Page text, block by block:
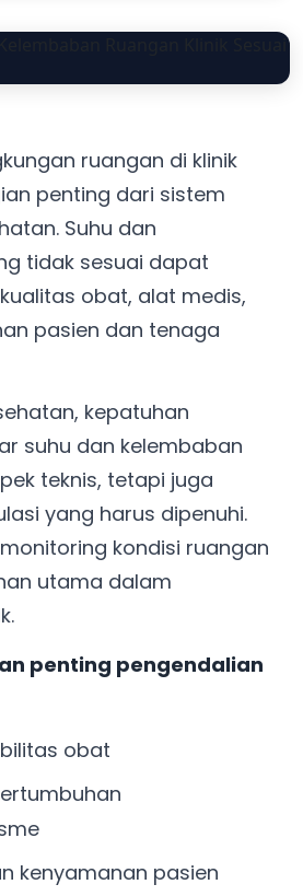
ruangan di klinik
penting dari sistem
Suhu dan
tidak sesuai dapat
obat, alat medis,
pasien dan tenaga
kepatuhan
suhu dan kelembaban
teknis, tetapi juga
yang harus dipenuhi.
kondisi ruangan
utama dalam
penting pengendalian
obat
kenyamanan pasien